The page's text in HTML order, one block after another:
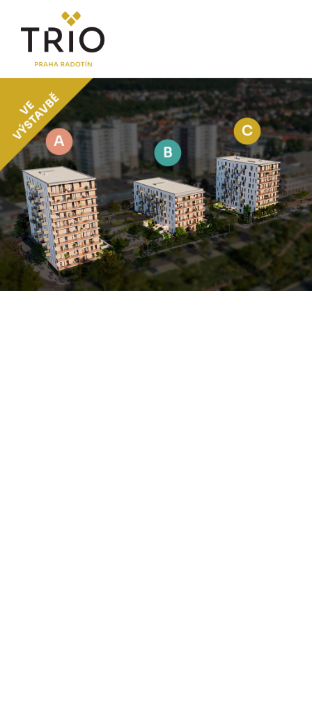
O PROJEKTU
Proč TRIO Radotín
FAQ sekce
Novinky
Postup koupě a financování
LOKALITA
CENÍK
Byty